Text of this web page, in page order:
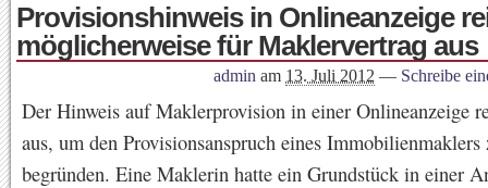
Provisionshinweis in Onlineanzeige
möglicherweise für Maklervertrag aus
admin am 13. Juli 2012 — Schreibe
Der Hinweis auf Maklerprovision in einer Onlineanzeige
aus, um den Provisionsanspruch eines Immobilienmaklers
begründen. Eine Maklerin hatte ein Grundstück in einer